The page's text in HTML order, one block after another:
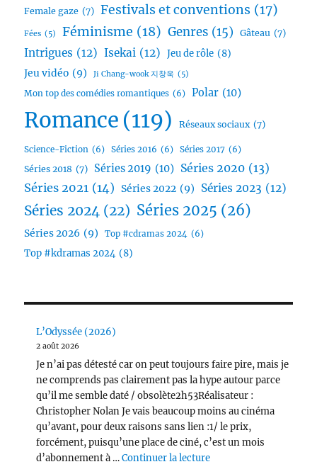
Female gaze (7) Festivals et conventions (17)
Fées (5) Féminisme (18) Genres (15) Gâteau (7)
Intrigues (12) Isekai (12) Jeu de rôle (8)
Jeu vidéo (9) Ji Chang-wook 지창욱 (5)
Mon top des comédies romantiques (6) Polar (10)
Romance (119) Réseaux sociaux (7)
Science-Fiction (6) Séries 2016 (6) Séries 2017 (6)
Séries 2018 (7) Séries 2019 (10) Séries 2020 (13)
Séries 2021 (14) Séries 2022 (9) Séries 2023 (12)
Séries 2024 (22) Séries 2025 (26)
Séries 2026 (9) Top #cdramas 2024 (6)
Top #kdramas 2024 (8)
L’Odyssée (2026)
2 août 2026
Je n’ai pas détesté car on peut toujours faire pire, mais je
ne comprends pas clairement pas la hype autour parce
qu’il me semble daté / obsolète2h53Réalisateur :
Christopher Nolan Je vais beaucoup moins au cinéma
qu’avant, pour deux raisons sans lien :1/ le prix,
forcément, puisqu’une place de ciné, c’est un mois
d’abonnement à …Continuer la lecturede « L’Odyssée (2026)